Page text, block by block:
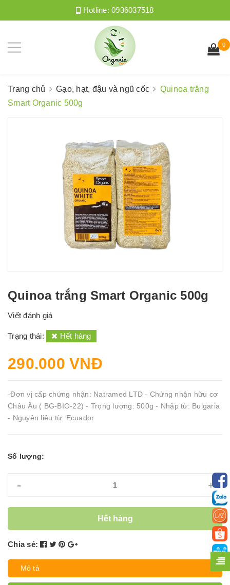
Hotline:0936037518
0
Trang chủ Gạo, hạt, đậu và ngũ cốc
Quinoa trắng
Smart Organic 500g
Quinoa trắng Smart Organic 500g
Viết đánh giá
Trạng thái: Hết hàng
290.000 VNĐ
-Đơn vị cấp chứng nhận: Natramed LTD - Chứng nhận hữu cơ
Châu Âu ( BG-BIO-22) - Trọng lượng: 500g - Nhập từ: Bulgaria
- Nguyên liệu từ: Ecuador
Số lượng:
- +
Hết hàng
Chia sẻ:
Mô tả